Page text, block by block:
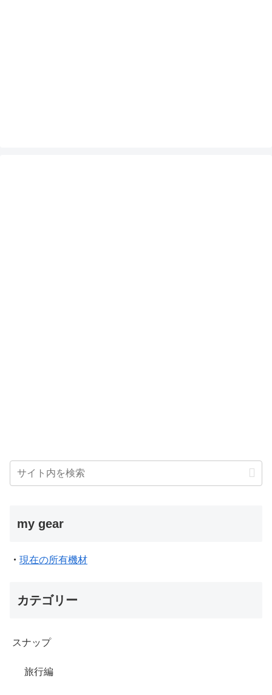
my gear
・ 現在の所有機材
カテゴリー
スナップ
旅行編